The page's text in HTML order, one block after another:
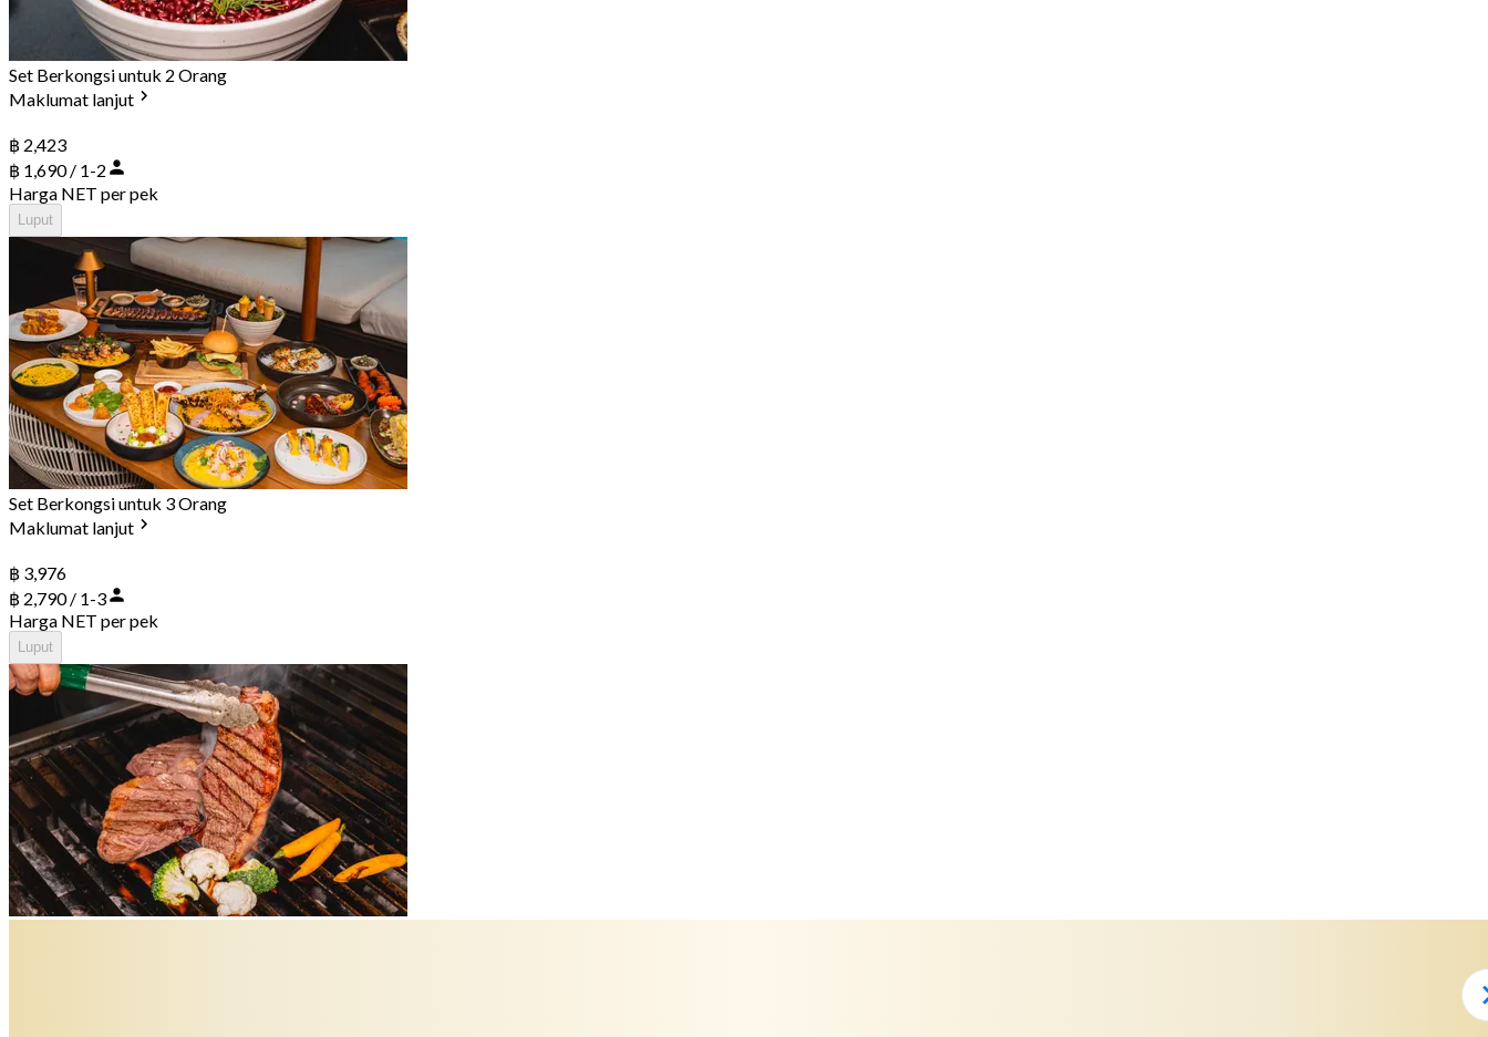
Set Berkongsi untuk 2 Orang
Maklumat lanjut
฿ 2,423
฿ 1,690 / 1-2
Harga NET per pek
Luput
Set Berkongsi untuk 3 Orang
Maklumat lanjut
฿ 3,976
฿ 2,790 / 1-3
Harga NET per pek
Luput